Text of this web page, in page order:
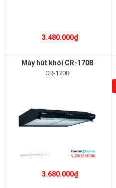
3.480.000₫
Máy hút khói CR-170B
CR-170B
3.680.000₫